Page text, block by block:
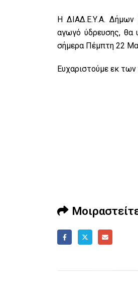
Η ΔΙΑΔ.Ε.Υ.Α. Δήμων
αγωγό ύδρευσης, θα
σήμερα Πέμπτη 22
Ευχαριστούμε εκ